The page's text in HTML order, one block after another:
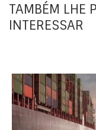
TAMBÉM LHE
INTERESSAR